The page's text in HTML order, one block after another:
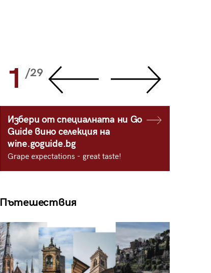
1 /29
Избери от специалната ни Go
Guide вино селекция на
wine.goguide.bg
Grape expectations - great taste!
Пътешествия